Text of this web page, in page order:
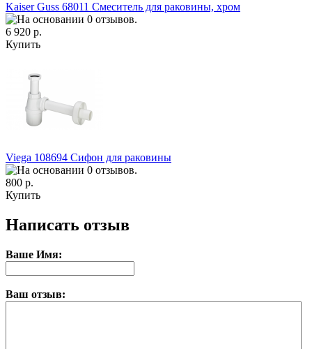
Kaiser Guss 68011 Смеситель для раковины, хром
6 920 р.
Купить
Viega 108694 Сифон для раковины
800 р.
Купить
Написать отзыв
Ваше Имя:
Ваш отзыв: